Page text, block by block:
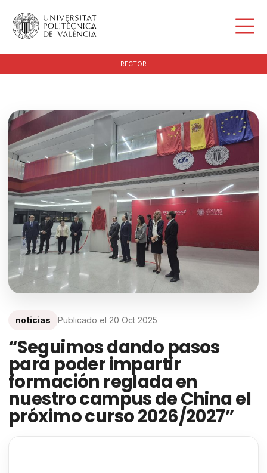
RECTOR
noticias Publicado el 20 Oct 2025
“Seguimos dando pasos
para poder impartir
formación reglada en
nuestro campus de China el
próximo curso 2026/2027”